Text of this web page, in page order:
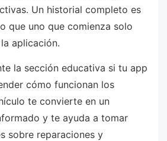
Un historial completo es
que uno que comienza solo
aplicación.
la sección educativa si tu app
cómo funcionan los
te convierte en un
y te ayuda a tomar
sobre reparaciones y